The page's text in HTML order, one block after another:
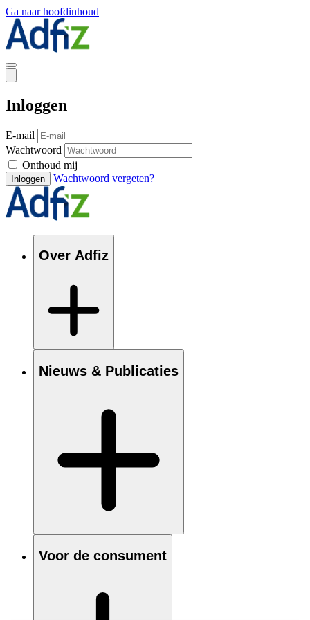
Ga naar hoofdinhoud
Inloggen
E-mail
Wachtwoord
Onthoud mij
Inloggen Wachtwoord vergeten?
Over Adfiz
Nieuws & Publicaties
Voor de consument